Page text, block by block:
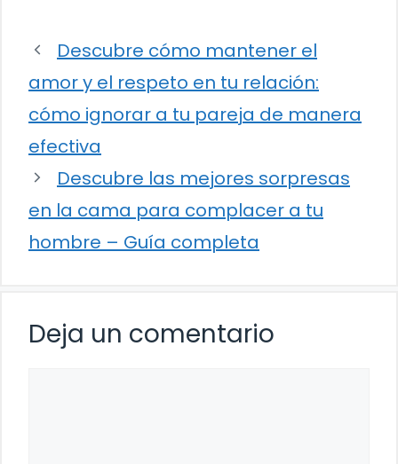
Descubre cómo mantener el
amor y el respeto en tu relación:
cómo ignorar a tu pareja de manera
efectiva
Descubre las mejores sorpresas
en la cama para complacer a tu
hombre – Guía completa
Deja un comentario